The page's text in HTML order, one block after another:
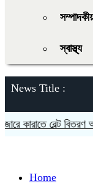
স্বাস্থ্য
News Title :
কারাতে বেল্ট বিতরণ
Home